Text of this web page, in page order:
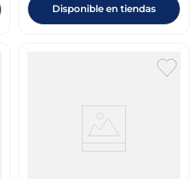
Disponible en tiendas